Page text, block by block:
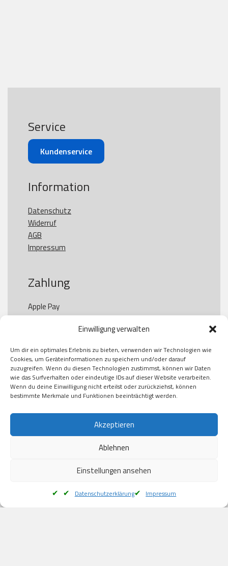
Einwilligung verwalten
Um dir ein optimales Erlebnis zu bieten, verwenden wir Technologien wie
Cookies, um Geräteinformationen zu speichern und/oder darauf
zuzugreifen. Wenn du diesen Technologien zustimmst, können wir Daten
wie das Surfverhalten oder eindeutige IDs auf dieser Website verarbeiten.
Wenn du deine Einwilligung nicht erteilst oder zurückziehst, können
bestimmte Merkmale und Funktionen beeinträchtigt werden.
Akzeptieren
Ablehnen
Einstellungen ansehen
Datenschutzerklärung Impressum
Service
Kundenservice
Information
Datenschutz
Widerruf
AGB
Impressum
Zahlung
Apple Pay
Paypal
Kauf auf Rechung
Klarna
American Express